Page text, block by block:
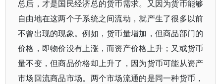
总后，才是国民经济总的货币需求。又因为货币能够
自由地在这两个子系统之间流动，就产生了很多以前
不曾出现的现象。例如，货币量增加，但商品部门的
价格，即物价没有上涨，而资产价格上升；又或货币
量不变，但商品价格却上升了，因为货币可能从资产
市场回流商品市场。两个市场流通的是同一种货币，